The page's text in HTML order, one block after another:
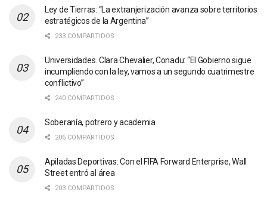
Ley de Tierras: “La extranjerización avanza sobre territorios
estratégicos de la Argentina”
233 COMPARTIDOS
Universidades. Clara Chevalier, Conadu: “El Gobierno sigue
incumpliendo con la ley, vamos a un segundo cuatrimestre
conflictivo”
240 COMPARTIDOS
Soberanía, potrero y academia
206 COMPARTIDOS
Apiladas Deportivas: Con el FIFA Forward Enterprise, Wall
Street entró al área
203 COMPARTIDOS